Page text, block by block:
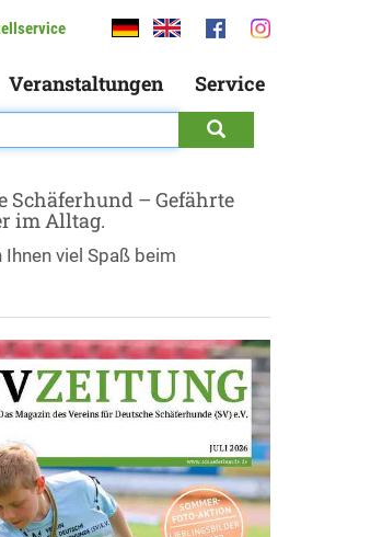
Veranstaltungen Service
Schäferhund – Gefährte
im Alltag.
viel Spaß beim